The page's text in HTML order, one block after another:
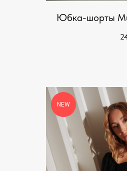
Юбка-шорты
NEW